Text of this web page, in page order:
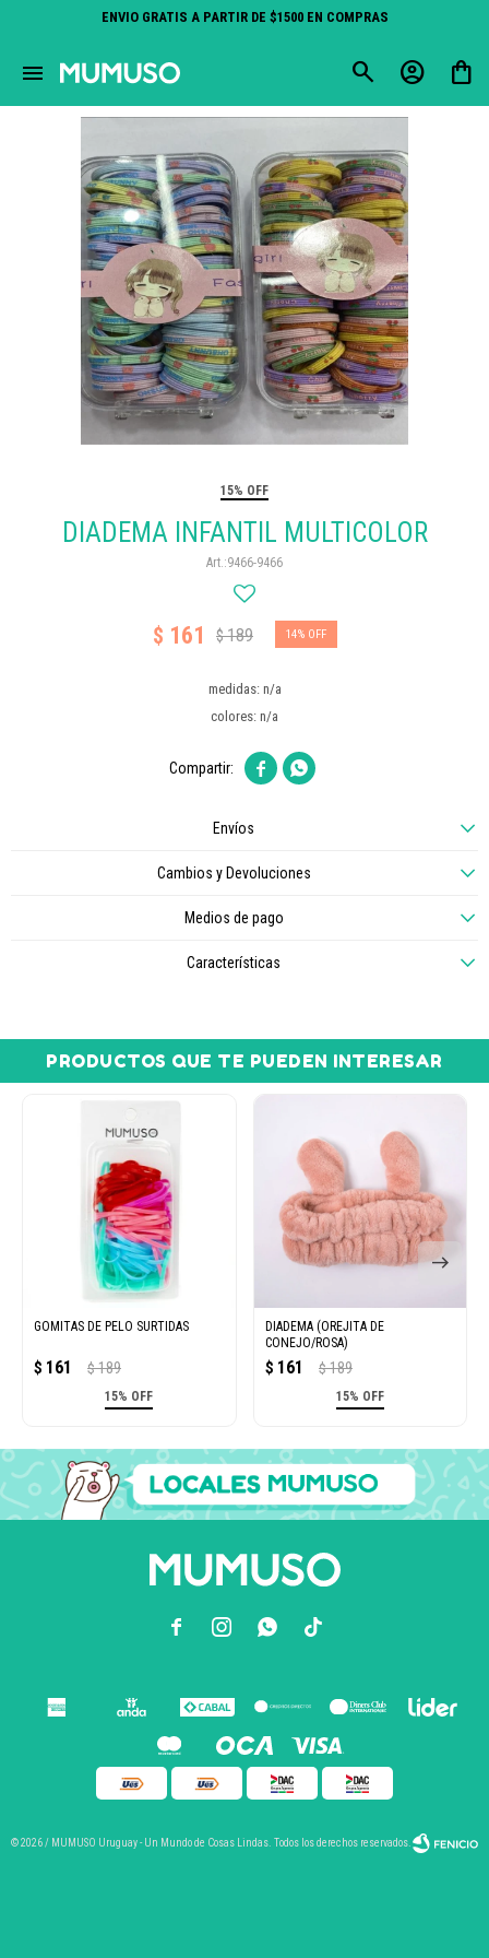
ENVIO GRATIS A PARTIR DE $1500 EN COMPRAS
menu
15% OFF
DIADEMA INFANTIL MULTICOLOR
9466-9466
$ 161 $189 14
medidas: n/a
colores: n/a
 
Envíos
Cambios y Devoluciones
Medios de pago
Características
PRODUCTOS QUE TE PUEDEN INTERESAR
GOMITAS DE PELO SURTIDAS
$ 161 $ 189
15% OFF
DIADEMA (OREJITA DE
CONEJO/ROSA)
$ 161 $ 189
15% OFF
  
© 2026 / MUMUSO Uruguay - Un Mundo de Cosas Lindas. Todos los derechos reservados.
close